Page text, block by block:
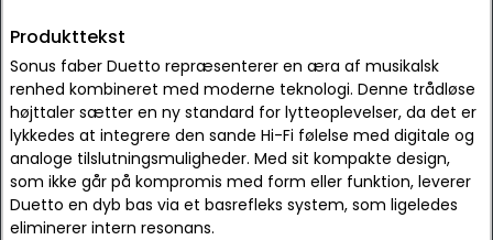
Produkttekst
Sonus faber Duetto repræsenterer en æra af musikalsk
renhed kombineret med moderne teknologi. Denne trådløse
højttaler sætter en ny standard for lytteoplevelser, da det er
lykkedes at integrere den sande Hi-Fi følelse med digitale og
analoge tilslutningsmuligheder. Med sit kompakte design,
som ikke går på kompromis med form eller funktion, leverer
Duetto en dyb bas via et basrefleks system, som ligeledes
eliminerer intern resonans.